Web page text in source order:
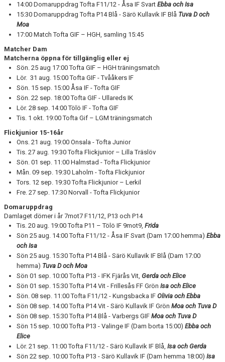
14:00 Domaruppdrag Tofta F11/12 - Åsa IF Svart Ebba och Isa
15:30 Domaruppdrag Tofta P14 Blå - Särö Kullavik IF Blå Tuva D och
Moa
17:00 Match Tofta GIF – HGH, samling 15:45
Matcher Dam
Matcherna öppna för tillgänglig eller ej
Sön. 25 aug 17:00 Tofta GIF – HGH träningsmatch
Lör. 31 aug. 15:00 Tofta GIF - Tvååkers IF
Sön. 15 sep. 15:00 Åsa IF - Tofta GIF
Sön. 22 sep. 18:00 Tofta GIF - Ullareds IK
Lör. 28 sep. 14:00 Tölö IF - Tofta GIF
Tis. 1 okt. 19:00 Tofta Gif – LGM träningsmatch
Flickjunior 15-16år
Ons. 21 aug. 19:00 Onsala - Tofta Junior
Tis. 27 aug. 19:30 Tofta Flickjunior – Lilla Träslöv
Sön. 01 sep. 11:00 Halmstad - Tofta Flickjunior
Mån. 09 sep. 19:30 Laholm - Tofta Flickjunior
Tors. 12 sep. 19:30 Tofta Flickjunior – Lerkil
Fre. 27 sep. 17:30 Norvall - Tofta Flickjunior
Domaruppdrag
Damlaget dömer i år 7mot7 F11/12, P13 och P14
Tis. 20 aug. 19:00 Tofta P11 – Tölö IF 9mot9, Frida
Sön 25 aug. 14:00 Tofta F11/12 - Åsa IF Svart (Dam 17:00 hemma) Ebba
och Isa
Sön 25 aug. 15:30 Tofta P14 Blå - Särö Kullavik IF Blå (Dam 17:00
hemma) Tuva D och Moa
Sön 01 sep. 10:00 Tofta P13 - IFK Fjärås Vit, Gerda och Elice
Sön 01 sep. 15:30 Tofta P14 Vit - Frillesås FF Grön Isa och Elice
Sön. 08 sep. 11:00 Tofta F11/12 - Kungsbacka IF Olivia och Ebba
Sön 08 sep. 14:00 Tofta P14 Vit - Särö Kullavik IF Grön Moa och Tuva D
Sön 08 sep. 15:30 Tofta P14 Blå - Varbergs GIF Moa och Tuva D
Sön 15 sep. 10:00 Tofta P13 - Valinge IF (Dam borta 15:00) Ebba och
Elice
Lör. 21 sep. 11:00 Tofta F11/12 - Särö Kullavik IF Blå, Isa och Gerda
Sön 22 sep. 10:00 Tofta P13 - Särö Kullavik IF (Dam hemma 18:00) Isa